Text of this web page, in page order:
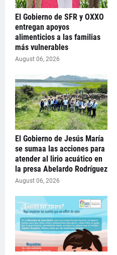
El Gobierno de SFR y OXXO
entregan apoyos
alimenticios a las familias
más vulnerables
August 06, 2026
El Gobierno de Jesús María
se sumaa las acciones para
atender al lirio acuático en
la presa Abelardo Rodríguez
August 06, 2026